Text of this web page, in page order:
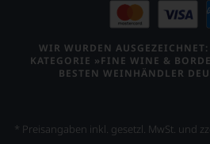
WIR WURDEN
KATEGORIE »FINE WINE &
BESTEN WEINHÄNDLER
* Preisangaben inkl. gesetzl. MwSt. und